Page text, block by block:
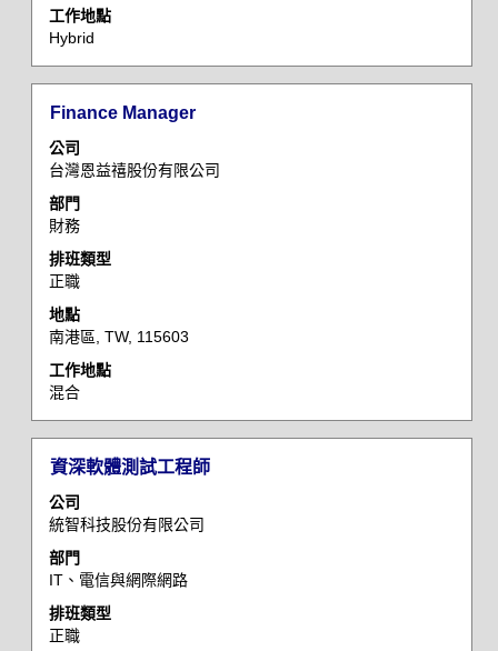
工作地點
Hybrid
訊
的
內
容。
標
題
Finance Manager
公司
台灣恩益禧股份有限公司
部門
財務
排班類型
正職
地點
南港區, TW, 115603
工作地點
混合
選
取
空
列
以
檢
視
工
作
訊
的
整
內
容。
標
題
資深軟體測試工程師
公司
統智科技股份有限公司
部門
IT、電信與網際網路
排班類型
正職
選
取
空
列
以
檢
視